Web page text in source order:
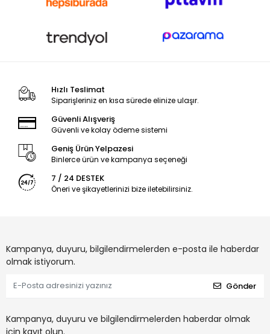
Hızlı Teslimat
Siparişleriniz en kısa sürede elinize ulaşır.
Güvenli Alışveriş
Güvenli ve kolay ödeme sistemi
Geniş Ürün Yelpazesi
Binlerce ürün ve kampanya seçeneği
7 / 24 DESTEK
Öneri ve şikayetlerinizi bize iletebilirsiniz.
Kampanya, duyuru, bilgilendirmelerden e-posta ile haberdar
olmak istiyorum.
Gönder
Kampanya, duyuru ve bilgilendirmelerden haberdar olmak
için kayıt olun.